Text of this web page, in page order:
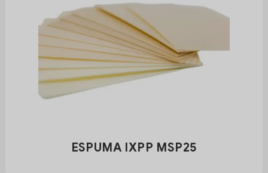
ESPUMA IXPP MSP25